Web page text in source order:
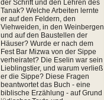
der Schrift und den Lehren des
Tanak? Welche Arbeiten lernte
er auf den Feldern, den
Viehweiden, in den Weinbergen
und auf den Baustellen der
Häuser? Wurde er nach dem
Fest Bar Mizwa von der Sippe
verheiratet? Die Eselin war sein
Lieblingstier, und warum verließ
er die Sippe? Diese Fragen
beantwortet das Buch - eine
biblische Erzählung - auf Grund